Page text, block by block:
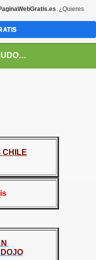
KARATE DO SHUDOKAN INTERNATIONAL
CHILE
. ¿Quieres